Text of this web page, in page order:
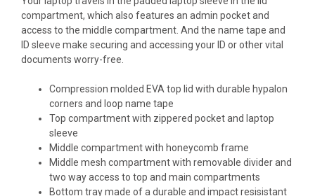
compartment, which also features an admin pocket and
access to the middle compartment. And the name tape and
ID sleeve make securing and accessing your ID or other vital
documents worry-free.
Compression molded EVA top lid with durable hypalon
corners and loop name tape
Top compartment with zippered pocket and laptop
sleeve
Middle compartment with honeycomb frame
Middle mesh compartment with removable divider and
two way access to top and main compartments
Bottom tray made of a durable and impact resisistant